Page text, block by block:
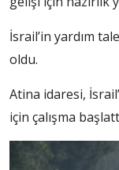
İsrail’in yardım
oldu.
Atina idaresi,
için çalışma